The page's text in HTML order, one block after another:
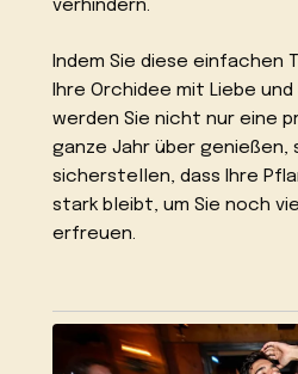
verhindern.
Indem Sie diese einfachen
Ihre Orchidee mit Liebe
werden Sie nicht nur eine
ganze Jahr über genießen,
sicherstellen, dass Ihre
stark bleibt, um Sie noch
erfreuen.